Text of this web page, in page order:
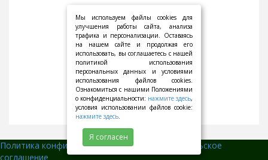
Политика конфиденциальности||
Пользовательское
соглашение
Мы используем файлы cookies для
улучшения работы сайта, анализа
трафика и персонализации. Оставаясь
на нашем сайте и продолжая его
использовать, вы соглашаетесь с нашей
политикой использования
персональных данных и условиями
использования файлов cookies.
Ознакомиться с нашими Положениями
о конфиденциальности: нажмите здесь,
условия использовании файлов cookie:
нажмите здесь.
Я согласен